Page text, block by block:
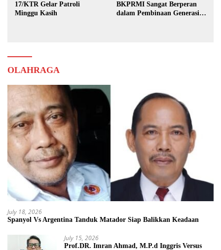
17/KTR Gelar Patroli
Minggu Kasih
BKPRMI Sangat Berperan
dalam Pembinaan Generasi
OLAHRAGA
July 18, 2026
Spanyol Vs Argentina Tanduk Matador Siap Balikkan Keadaan
July 15, 2026
Prof.DR. Imran Ahmad, M.P.d Inggris Versus